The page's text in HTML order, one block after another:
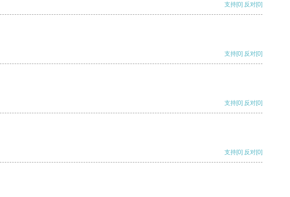
支持[0] 反对[0]
支持[0] 反对[0]
支持[0] 反对[0]
支持[0] 反对[0]